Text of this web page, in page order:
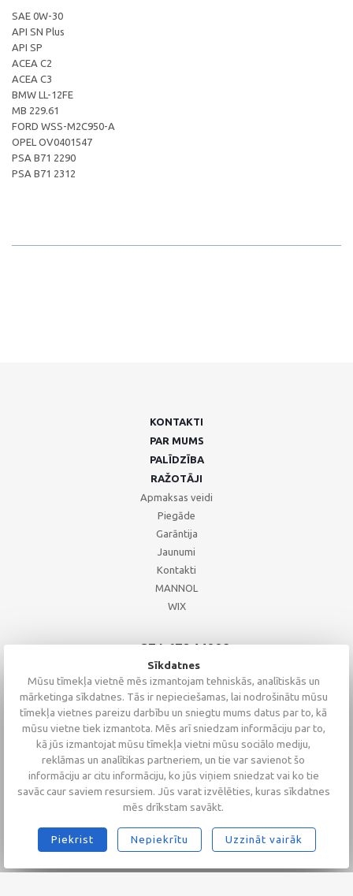
SAE 0W-30
API SN Plus
API SP
ACEA C2
ACEA C3
BMW LL-12FE
MB 229.61
FORD WSS-M2C950-A
OPEL OV0401547
PSA B71 2290
PSA B71 2312
KONTAKTI
PAR MUMS
PALĪDZĪBA
RAŽOTĀJI
Apmaksas veidi
Piegāde
Garāntija
Jaunumi
Kontakti
MANNOL
WIX
+371 67244008
+371 67271055
+371 26002793
2026 © Altaserviss SIA
Sīkdatnes
Mūsu tīmekļa vietnē mēs izmantojam tehniskās, analītiskās un
mārketinga sīkdatnes. Tās ir nepieciešamas, lai nodrošinātu mūsu
tīmekļa vietnes pareizu darbību un sniegtu mums datus par to, kā
mūsu vietne tiek izmantota. Mēs arī sniedzam informāciju par to,
kā jūs izmantojat mūsu tīmekļa vietni mūsu sociālo mediju,
reklāmas un analītikas partneriem, un tie var savienot šo
informāciju ar citu informāciju, ko jūs viņiem sniedzat vai ko tie
savāc caur saviem resursiem. Jūs varat izvēlēties, kuras sīkdatnes
mēs drīkstam savākt.
Piekrist Nepiekrītu Uzzināt vairāk